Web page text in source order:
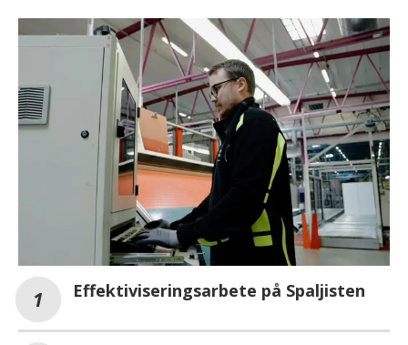
Effektiviseringsarbete på Spaljisten